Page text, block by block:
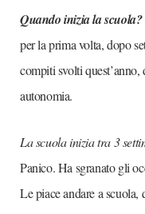
Quando inizia la scuola?
per la prima volta, dopo
compiti svolti
autonomia.
La scuola inizia tra 3
Panico. Ha sgranato gli
Le piace andare a